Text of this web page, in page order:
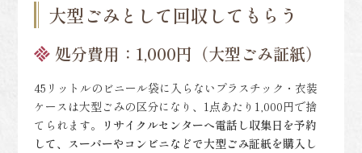
大型ごみとして回収してもらう
処分費用：1,000円（大型ごみ証紙）
45リットルのビニール袋に入らないプラスチック・衣装
ケースは大型ごみの区分になり、1点あたり1,000円で捨
てられます。
リサイクルセンターへ電話し収集日を予約
して、スーパーやコンビニなどで大型ごみ証紙を購入し